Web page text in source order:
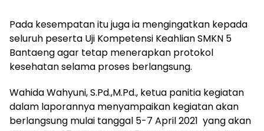
Pada kesempatan itu juga ia mengingatkan kepada
seluruh peserta Uji Kompetensi Keahlian SMKN 5
Bantaeng agar tetap menerapkan protokol
kesehatan selama proses berlangsung.
Wahida Wahyuni, S.Pd.,M.Pd., ketua panitia kegiatan
dalam laporannya menyampaikan kegiatan akan
berlangsung mulai tanggal 5-7 April 2021 yang akan